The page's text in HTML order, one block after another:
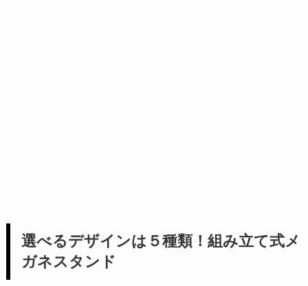
選べるデザインは５種類！組み立て式メ
ガネスタンド